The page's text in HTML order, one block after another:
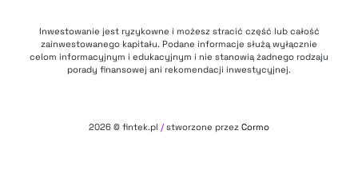
Inwestowanie jest ryzykowne i możesz stracić część lub całość
zainwestowanego kapitału. Podane informacje służą wyłącznie
celom informacyjnym i edukacyjnym i nie stanowią żadnego rodzaju
porady finansowej ani rekomendacji inwestycyjnej.
2026 © fintek.pl / stworzone przez Cormo